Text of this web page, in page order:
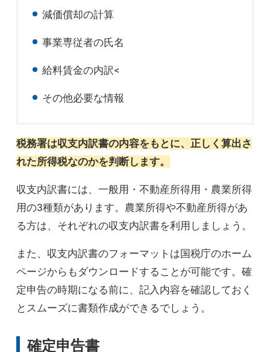
減価償却の計算
事業専従者の氏名
給料賃金の内訳<
その他必要な情報
税務署は収支内訳書の内容をもとに、正しく算出さ
れた所得税なのかを判断します。
収支内訳書には、一般用・不動産所得用・農業所得
用の3種類があります。農業所得や不動産所得があ
る方は、それぞれの収支内訳書を利用しましょう。
また、収支内訳書のフォーマットは国税庁のホーム
ページからもダウンロードすることが可能です。確
定申告の時期になる前に、記入内容を確認しておく
とスムーズに書類作成ができるでしょう。
確定申告書